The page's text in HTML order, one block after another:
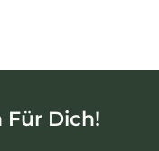
Für Dich!